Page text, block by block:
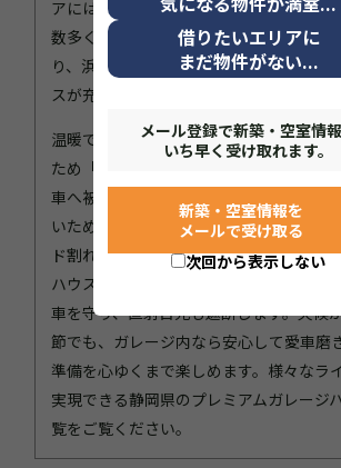
アにはモータースポーツ文化に根差した
数多く存在します。休日は日本平からの
り、浜名湖一周ドライブに出かけたりと
スが充実しています。
温暖で過ごしやすい静岡県ですが、太平
ため「台風の通り道」になりやすく、大
車へ被害を与えるリスクがあります。ま
いため、紫外線による塗装や内装の劣化
ド割れ等）も気になるところです。プレ
ハウスは、電動シャッター付きで台風の
車を守り、直射日光も遮断します。天候
節でも、ガレージ内なら安心して愛車磨
準備を心ゆくまで楽しめます。様々なラ
実現できる静岡県のプレミアムガレージ
覧をご覧ください。
借りたいエリアに
まだ物件がない...
メール登録で新築・空室情
いち早く受け取れます。
新築・空室情報を
メールで受け取る
次回から表示しない